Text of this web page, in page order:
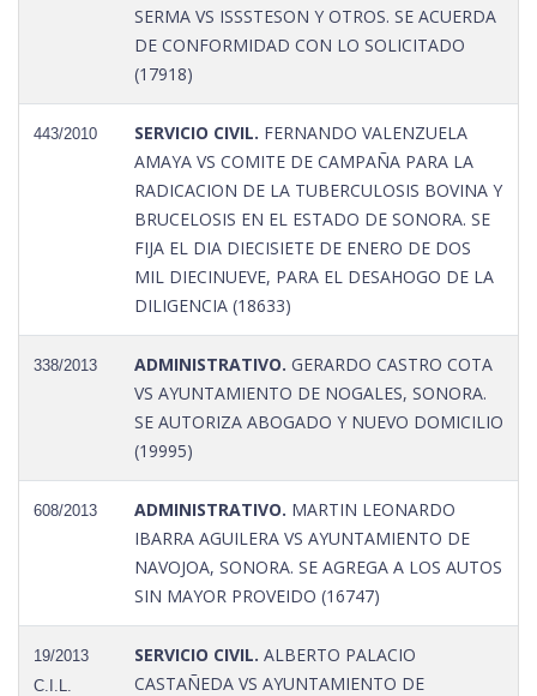
SERMA VS ISSSTESON Y OTROS. SE ACUERDA
DE CONFORMIDAD CON LO SOLICITADO
(17918)
443/2010 SERVICIO CIVIL. FERNANDO VALENZUELA
AMAYA VS COMITE DE CAMPAÑA PARA LA
RADICACION DE LA TUBERCULOSIS BOVINA Y
BRUCELOSIS EN EL ESTADO DE SONORA. SE
FIJA EL DIA DIECISIETE DE ENERO DE DOS
MIL DIECINUEVE, PARA EL DESAHOGO DE LA
DILIGENCIA (18633)
338/2013 ADMINISTRATIVO. GERARDO CASTRO COTA
VS AYUNTAMIENTO DE NOGALES, SONORA.
SE AUTORIZA ABOGADO Y NUEVO DOMICILIO
(19995)
608/2013 ADMINISTRATIVO. MARTIN LEONARDO
IBARRA AGUILERA VS AYUNTAMIENTO DE
NAVOJOA, SONORA. SE AGREGA A LOS AUTOS
SIN MAYOR PROVEIDO (16747)
19/2013
C.I.L.
SERVICIO CIVIL. ALBERTO PALACIO
CASTAÑEDA VS AYUNTAMIENTO DE